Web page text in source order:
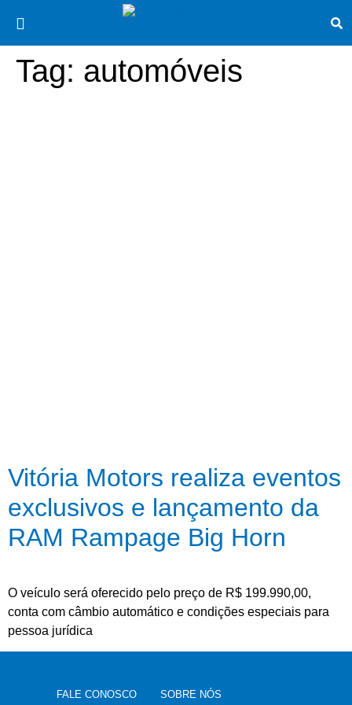
Tag: automóveis
Vitória Motors realiza eventos
exclusivos e lançamento da
RAM Rampage Big Horn
O veículo será oferecido pelo preço de R$ 199.990,00,
conta com câmbio automático e condições especiais para
pessoa jurídica
FALE CONOSCO SOBRE NÓS